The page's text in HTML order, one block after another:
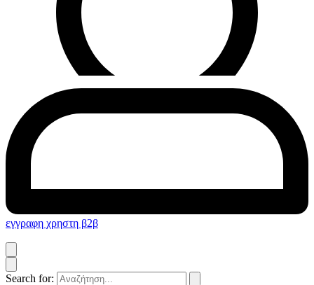
εγγραφη χρηστη β2β
Search for: